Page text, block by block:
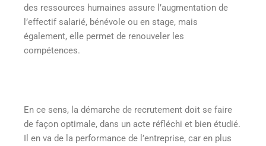
des ressources humaines assure l’augmentation de
l’effectif salarié, bénévole ou en stage, mais
également, elle permet de renouveler les
compétences.
En ce sens, la démarche de recrutement doit se faire
de façon optimale, dans un acte réfléchi et bien étudié.
Il en va de la performance de l’entreprise, car en plus